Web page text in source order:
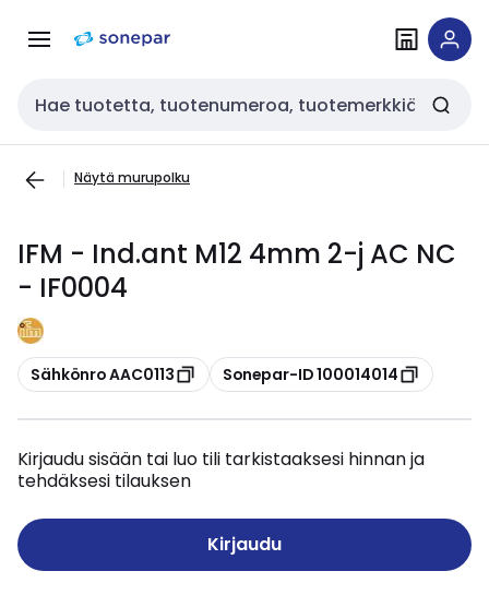
navigointiinsisältöön
Haku
Näytä murupolku
IFM - Ind.ant M12 4mm 2-j AC NC
- IF0004
Kopioi
Sähkönro AAC0113 Kopioi
Sonepar-ID 100014014
Kirjaudu sisään tai luo tili tarkistaaksesi hinnan ja
tehdäksesi tilauksen
Kirjaudu